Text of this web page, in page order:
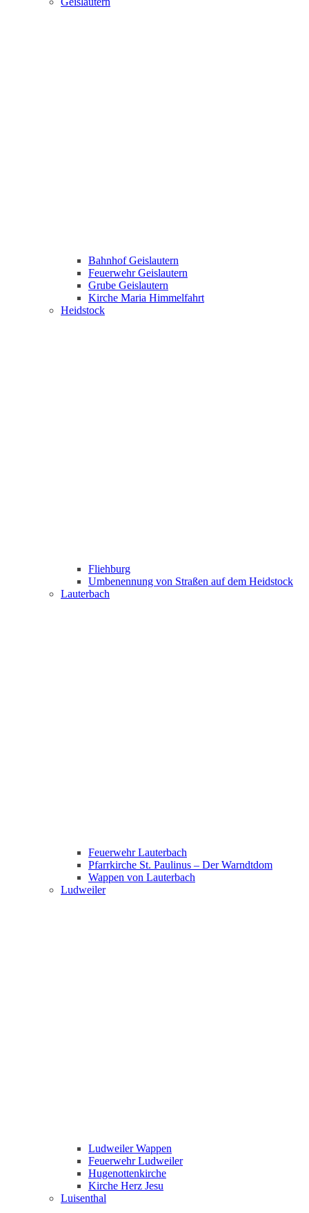
Bahnhof Geislautern
Feuerwehr Geislautern
Grube Geislautern
Kirche Maria Himmelfahrt
Heidstock
Fliehburg
Umbenennung von Straßen auf dem Heidstock
Lauterbach
Feuerwehr Lauterbach
Pfarrkirche St. Paulinus – Der Warndtdom
Wappen von Lauterbach
Ludweiler
Ludweiler Wappen
Feuerwehr Ludweiler
Hugenottenkirche
Kirche Herz Jesu
Luisenthal